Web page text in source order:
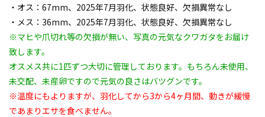
・オス：67mm、2025年7月羽化、状態良好、欠損異常なし
・メス：36mm、2025年7月羽化、状態良好、欠損異常なし
※マヒや爪切れ等の欠損が無い、写真の元気なクワガタをお届け
致します。
オスメス共に1匹ずつ大切に管理しております。もちろん未使用、
未交配、未産卵ですので元気の良さはバツグンです。
※温度にもよりますが、羽化してから3から4ヶ月間、動きが緩慢
であまりエサを食べません。